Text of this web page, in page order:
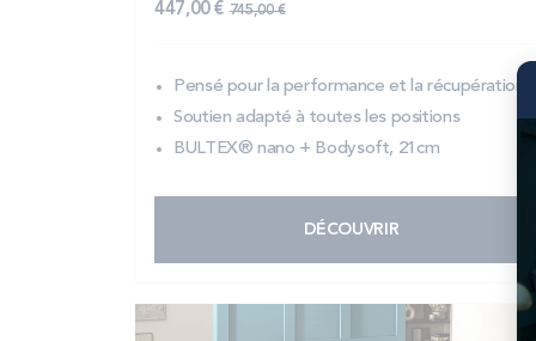
447,00 € 745,00 €
Pensé pour la performance et la récupération
Soutien adapté à toutes les positions
BULTEX® nano + Bodysoft, 21cm
DÉCOUVRIR